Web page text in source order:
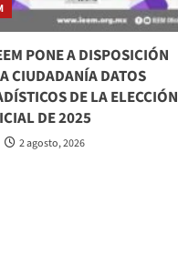
PONE A DISPOSICIÓN
CIUDADANÍA DATOS
DE LA ELECCIÓN
DE 2025
2 agosto, 2026